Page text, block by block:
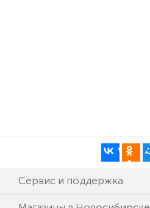
Сервис и поддержка